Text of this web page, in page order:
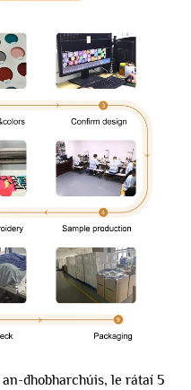
dhobharchúis, le rátaí 5